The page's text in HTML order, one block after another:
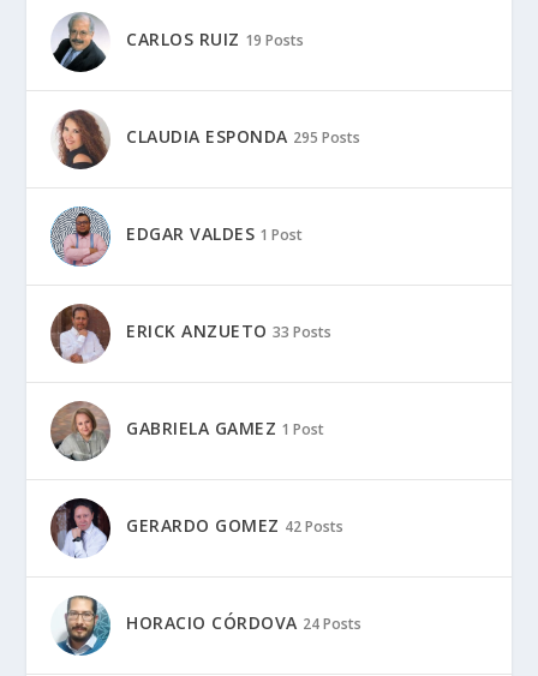
CARLOS RUIZ 19 Posts
CLAUDIA ESPONDA 295 Posts
EDGAR VALDES 1 Post
ERICK ANZUETO 33 Posts
GABRIELA GAMEZ 1 Post
GERARDO GOMEZ 42 Posts
HORACIO CÓRDOVA 24 Posts